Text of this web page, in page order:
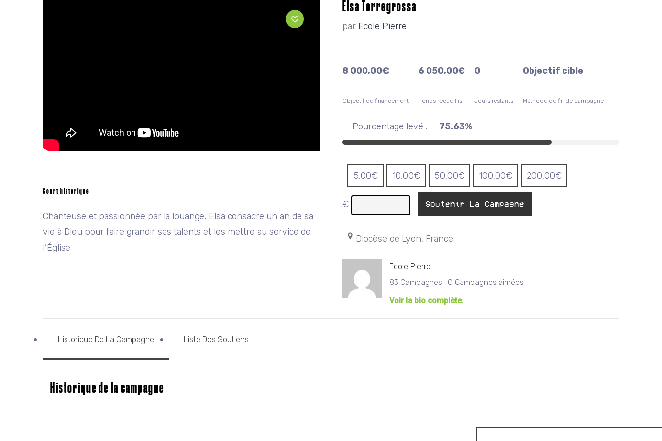
Court historique
Chanteuse et passionnée par la louange, Elsa consacre un an de sa
vie à Dieu pour faire grandir ses talents et les mettre au service de
l’Église.
Elsa Torregrossa
par Ecole Pierre
8 000,00€
Objectif de financement
6 050,00€
Fonds recueillis
0
Jours restants
Objectif cible
Méthode de fin de campagne
Pourcentage levé : 75.63%
5,00€ 10,00€ 50,00€ 100,00€ 200,00€
€ Soutenir La Campagne
Diocèse de Lyon, France
Ecole Pierre
83 Campagnes | 0 Campagnes aimées
Voir la bio complète.
Historique De La Campagne Liste Des Soutiens
Historique de la campagne